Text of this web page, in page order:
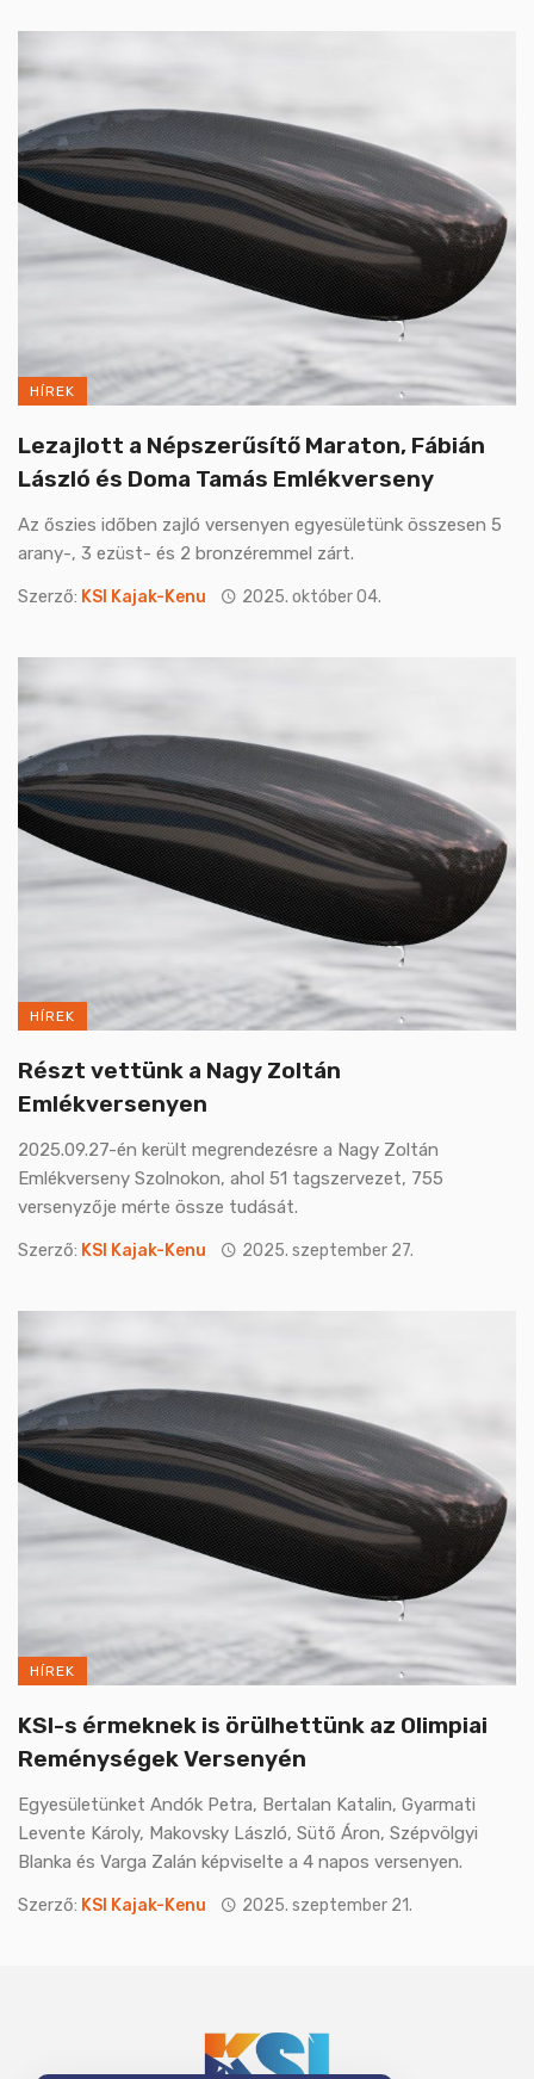
HÍREK
Lezajlott a Népszerűsítő Maraton, Fábián
László és Doma Tamás Emlékverseny
Az őszies időben zajló versenyen egyesületünk összesen 5
arany-, 3 ezüst- és 2 bronzéremmel zárt.
Szerző: KSI Kajak-Kenu 2025. október 04.
HÍREK
Részt vettünk a Nagy Zoltán
Emlékversenyen
2025.09.27-én került megrendezésre a Nagy Zoltán
Emlékverseny Szolnokon, ahol 51 tagszervezet, 755
versenyzője mérte össze tudását.
Szerző: KSI Kajak-Kenu 2025. szeptember 27.
HÍREK
KSI-s érmeknek is örülhettünk az Olimpiai
Reménységek Versenyén
Egyesületünket Andók Petra, Bertalan Katalin, Gyarmati
Levente Károly, Makovsky László, Sütő Áron, Szépvölgyi
Blanka és Varga Zalán képviselte a 4 napos versenyen.
Szerző: KSI Kajak-Kenu 2025. szeptember 21.